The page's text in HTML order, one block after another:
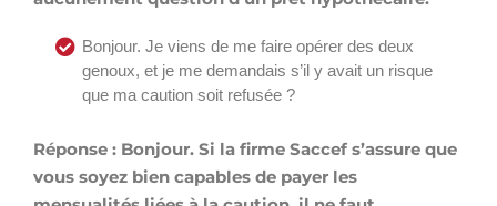
Bonjour. Je viens de me faire opérer des deux
genoux, et je me demandais s’il y avait un risque
que ma caution soit refusée ?
Réponse : Bonjour. Si la firme Saccef s’assure que
vous soyez bien capables de payer les